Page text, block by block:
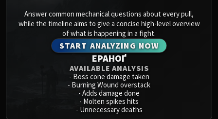
Answer common mechanical questions about every pull,
while the timeline aims to give a concise high-level overview
of what is happening in a fight.
START ANALYZING NOW
ЕРАНОҐ
AVAILABLE ANALYSIS
- Boss cone damage taken
- Burning Wound overstack
- Adds damage done
- Molten spikes hits
- Unnecessary deaths